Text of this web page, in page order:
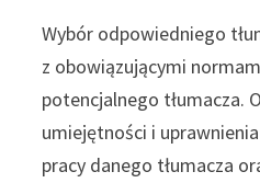
Wybór odpowiedniego
z obowiązującymi
potencjalnego tłumacza.
umiejętności i
pracy danego tłumacza